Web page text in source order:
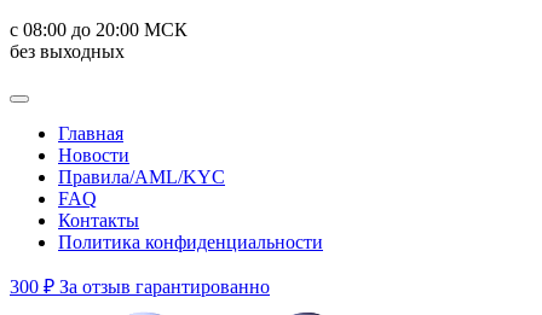
с 08:00 до 20:00 МСК
без выходных
Главная
Новости
Правила/AML/KYC
FAQ
Контакты
Политика конфиденциальности
300 ₽ За отзыв гарантированно